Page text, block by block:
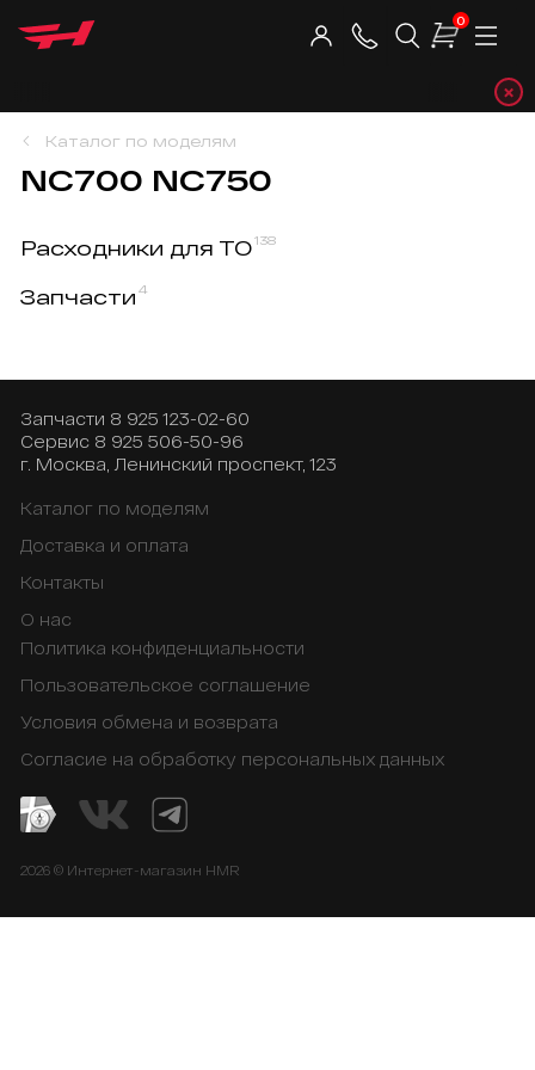
0
×
Каталог по моделям
NC700 NC750
Расходники для ТО138
Запчасти 4
Запчасти 8 925 123-02-60
Сервис 8 925 506-50-96
г. Москва, Ленинский проспект, 123
Каталог по моделям
Доставка и оплата
Контакты
О нас
Политика конфиденциальности
Пользовательское соглашение
Условия обмена и возврата
Согласие на обработку персональных данных
2026 © Интернет-магазин HMR